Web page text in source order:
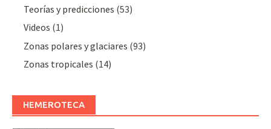
Teorías y predicciones (53)
Videos (1)
Zonas polares y glaciares (93)
Zonas tropicales (14)
HEMEROTECA